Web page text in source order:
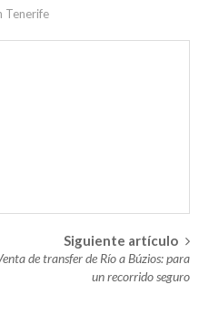
Tenerife
Siguiente artículo
de transfer de Río a Búzios: para
un recorrido seguro